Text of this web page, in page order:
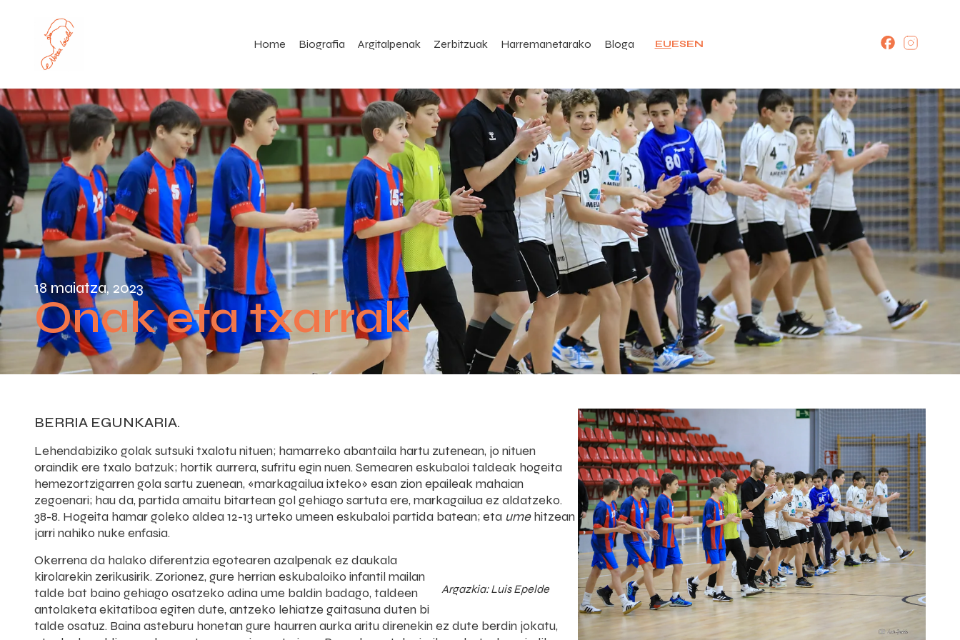
Home Biografia Argitalpenak Zerbitzuak Harremanetarako Bloga EUESEN
18 maiatza, 2023
Onak eta txarrak
BERRIA EGUNKARIA.
Lehendabiziko golak sutsuki txalotu nituen; hamarreko abantaila hartu zutenean, jo nituen
oraindik ere txalo batzuk; hortik aurrera, sufritu egin nuen. Semearen eskubaloi taldeak hogeita
hemezortzigarren gola sartu zuenean, «markagailua ixteko» esan zion epaileak mahaian
zegoenari; hau da, partida amaitu bitartean gol gehiago sartuta ere, markagailua ez aldatzeko.
38-8. Hogeita hamar goleko aldea 12-13 urteko umeen eskubaloi partida batean; eta umehitzean
jarri nahiko nuke enfasia.
Argazkia: Luis Epelde
Okerrena da halako diferentzia egotearen azalpenak ez daukala
kirolarekin zerikusirik. Zorionez, gure herrian eskubaloiko infantil mailan
talde bat baino gehiago osatzeko adina ume baldin badago, taldeen
antolaketa ekitatiboa egiten dute, antzeko lehiatze gaitasuna duten bi
talde osatuz. Baina asteburu honetan gure haurren aurka aritu direnekin ez dute berdin jokatu,